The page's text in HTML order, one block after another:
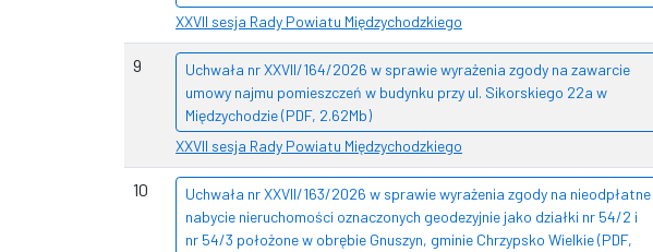
XXVII sesja Rady Powiatu Międzychodzkiego
9
Uchwała nr XXVII/164/2026 w sprawie wyrażenia zgody na zawarcie
umowy najmu pomieszczeń w budynku przy ul. Sikorskiego 22a w
Międzychodzie (PDF, 2.62Mb)
XXVII sesja Rady Powiatu Międzychodzkiego
10
Uchwała nr XXVII/163/2026 w sprawie wyrażenia zgody na nieodpłatne
nabycie nieruchomości oznaczonych geodezyjnie jako działki nr 54/2 i
nr 54/3 położone w obrębie Gnuszyn, gminie Chrzypsko Wielkie (PDF,